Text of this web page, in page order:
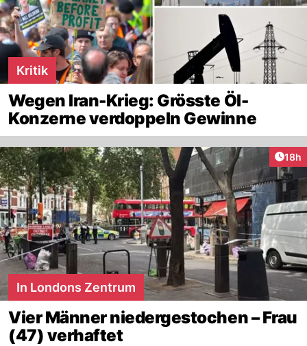
Kritik
Wegen Iran-Krieg: Grösste Öl-
Konzerne verdoppeln Gewinne
18h
In Londons Zentrum
Vier Männer niedergestochen – Frau
(47) verhaftet